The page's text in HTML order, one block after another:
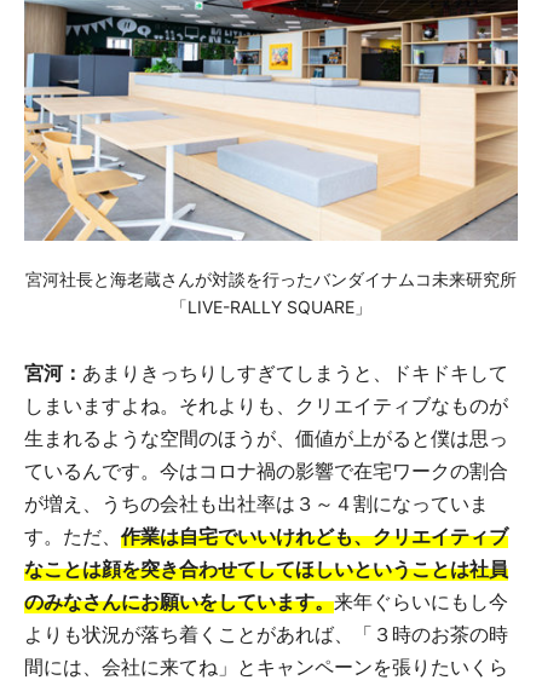
宮河社長と海老蔵さんが対談を行ったバンダイナムコ未来研究所
「LIVE-RALLY SQUARE」
宮河： あまりきっちりしすぎてしまうと、ドキドキして
しまいますよね。それよりも、クリエイティブなものが
生まれるような空間のほうが、価値が上がると僕は思っ
ているんです。今はコロナ禍の影響で在宅ワークの割合
が増え、うちの会社も出社率は３～４割になっていま
す。ただ、 作業は自宅でいいけれども、クリエイティブ
なことは顔を突き合わせてしてほしいということは社員
のみなさんにお願いをしています。来年ぐらいにもし今
よりも状況が落ち着くことがあれば、「３時のお茶の時
間には、会社に来てね」とキャンペーンを張りたいくら